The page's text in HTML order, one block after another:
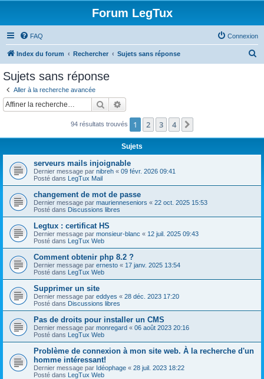
Forum LegTux
FAQ Connexion
Index du forum Rechercher Sujets sans réponse
c
Sujets sans réponse
Aller à la recherche avancée
Rechercher
94 résultats trouvés 1 2 3 4
Sujets
serveurs mails injoignable
Dernier message par nibreh « 09 févr. 2026 09:41
Posté dans LegTux Mail
changement de mot de passe
Dernier message par maurienneseniors « 22 oct. 2025 15:53
Posté dans Discussions libres
Legtux : certificat HS
Dernier message par monsieur-blanc « 12 juil. 2025 09:43
Posté dans LegTux Web
Comment obtenir php 8.2 ?
Dernier message par ernesto « 17 janv. 2025 13:54
Posté dans LegTux Web
Supprimer un site
Dernier message par eddyes « 28 déc. 2023 17:20
Posté dans Discussions libres
Pas de droits pour installer un CMS
Dernier message par monregard « 06 août 2023 20:16
Posté dans LegTux Web
Problème de connexion à mon site web. À la recherche d'un
homme intéressant!
Dernier message par Idéophage « 28 juil. 2023 18:22
Posté dans LegTux Web